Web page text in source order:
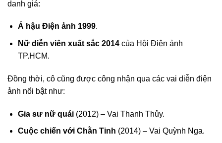
danh giá:
Á hậu Điện ảnh 1999.
Nữ diễn viên xuất sắc 2014của Hội Điện ảnh
TP.HCM.
Đồng thời, cô cũng được công nhận qua các vai diễn điện
ảnh nổi bật như:
Gia sư nữ quái(2012) – Vai Thanh Thủy.
Cuộc chiến với Chằn Tinh (2014) – Vai Quỳnh Nga.